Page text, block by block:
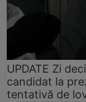
UPDATE Zi
candidat la
tentativă de